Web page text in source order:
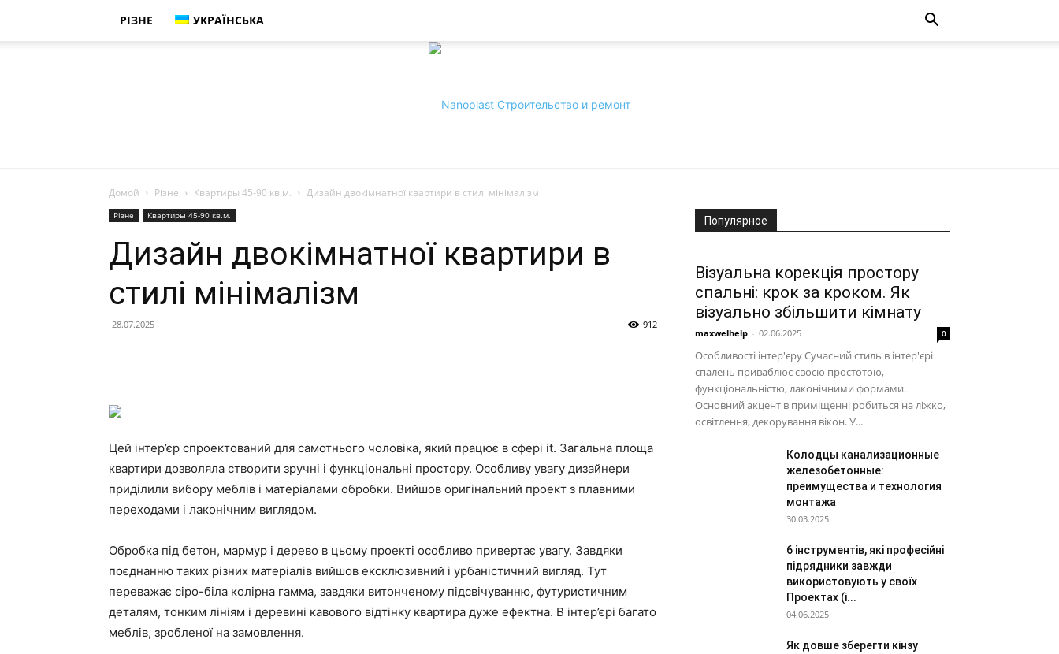
РІЗНЕ УКРАЇНСЬКА
Домой Різне Квартиры 45-90 кв.м. Дизайн двокімнатної квартири в стилі мінімалізм
Різне Квартиры 45-90 кв.м.
Дизайн двокімнатної квартири в
стилі мінімалізм
28.07.2025 912
Цей інтер’єр спроектований для самотнього чоловіка, який працює в сфері it. Загальна площа
квартири дозволяла створити зручні і функціональні простору. Особливу увагу дизайнери
приділили вибору меблів і матеріалами обробки. Вийшов оригінальний проект з плавними
переходами і лаконічним виглядом.
Обробка під бетон, мармур і дерево в цьому проекті особливо привертає увагу. Завдяки
поєднанню таких різних матеріалів вийшов ексклюзивний і урбаністичний вигляд. Тут
переважає сіро-біла колірна гамма, завдяки витонченому підсвічуванню, футуристичним
деталям, тонким лініям і деревині кавового відтінку квартира дуже ефектна. В інтер’єрі багато
меблів, зробленої на замовлення.
Популярное
Візуальна корекція простору
спальні: крок за кроком. Як
візуально збільшити кімнату
maxwelhelp - 02.06.2025 0
Особливості інтер'єру Сучасний стиль в інтер'єрі
спалень приваблює своєю простотою,
функціональністю, лаконічними формами.
Основний акцент в приміщенні робиться на ліжко,
освітлення, декорування вікон. У...
Колодцы канализационные
железобетонные:
преимущества и технология
монтажа
30.03.2025
6 інструментів, які професійні
підрядники завжди
використовують у своїх
Проектах (і...
04.06.2025
Як довше зберегти кінзу